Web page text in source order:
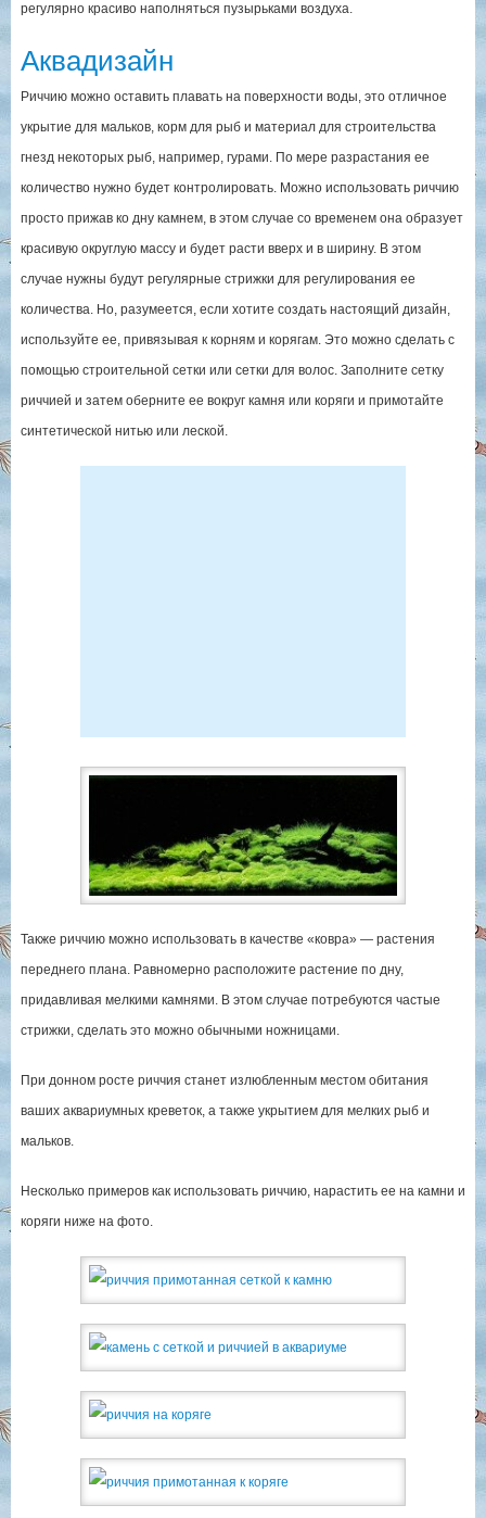
регулярно красиво наполняться пузырьками воздуха.
Аквадизайн
Риччию можно оставить плавать на поверхности воды, это отличное
укрытие для мальков, корм для рыб и материал для строительства
гнезд некоторых рыб, например, гурами. По мере разрастания ее
количество нужно будет контролировать. Можно использовать риччию
просто прижав ко дну камнем, в этом случае со временем она образует
красивую округлую массу и будет расти вверх и в ширину. В этом
случае нужны будут регулярные стрижки для регулирования ее
количества. Но, разумеется, если хотите создать настоящий дизайн,
используйте ее, привязывая к корням и корягам. Это можно сделать с
помощью строительной сетки или сетки для волос. Заполните сетку
риччией и затем оберните ее вокруг камня или коряги и примотайте
синтетической нитью или леской.
Также риччию можно использовать в качестве «ковра» — растения
переднего плана. Равномерно расположите растение по дну,
придавливая мелкими камнями. В этом случае потребуются частые
стрижки, сделать это можно обычными ножницами.
При донном росте риччия станет излюбленным местом обитания
ваших аквариумных креветок, а также укрытием для мелких рыб и
мальков.
Несколько примеров как использовать риччию, нарастить ее на камни и
коряги ниже на фото.